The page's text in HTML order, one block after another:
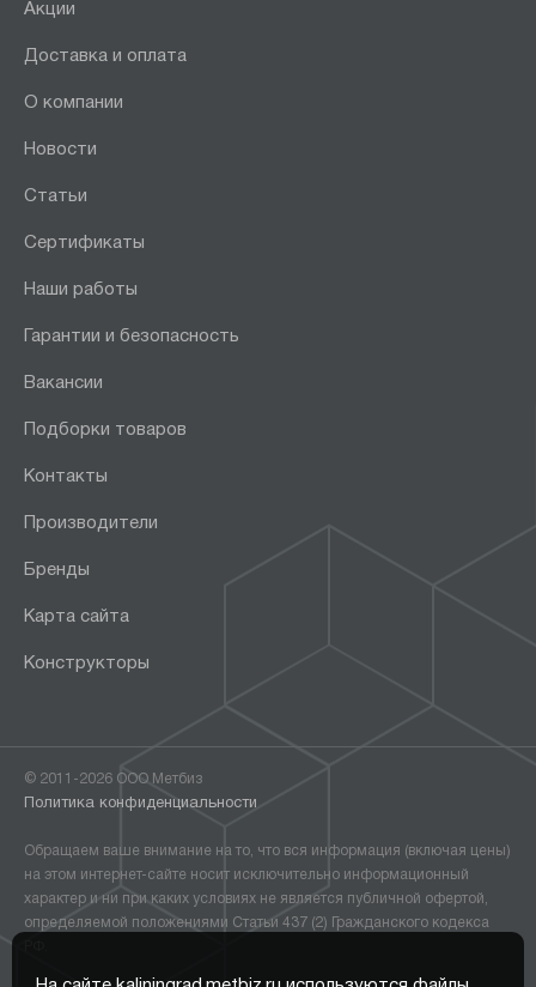
Акции
Доставка и оплата
О компании
Новости
Статьи
Сертификаты
Наши работы
Гарантии и безопасность
Вакансии
Подборки товаров
Контакты
Производители
Бренды
Карта сайта
Конструкторы
© 2011-2026 ООО Метбиз
Политика конфиденциальности
Обращаем ваше внимание на то, что вся информация (включая цены)
на этом интернет-сайте носит исключительно информационный
характер и ни при каких условиях не является публичной офертой,
определяемой положениями Статьи 437 (2) Гражданского кодекса